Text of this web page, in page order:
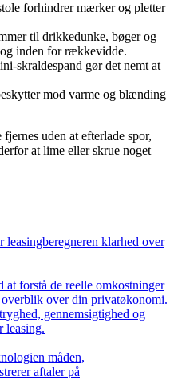
forhindrer mærker og pletter
til drikkedunke, bøger og
inden for rækkevidde.
skraldespand gør det nemt at
mod varme og blænding
uden at efterlade spor,
at lime eller skrue noget
klarhed over
forstå de reelle omkostninger
over din privatøkonomi.
gennemsigtighed og
leasing.
måden,
aftaler på